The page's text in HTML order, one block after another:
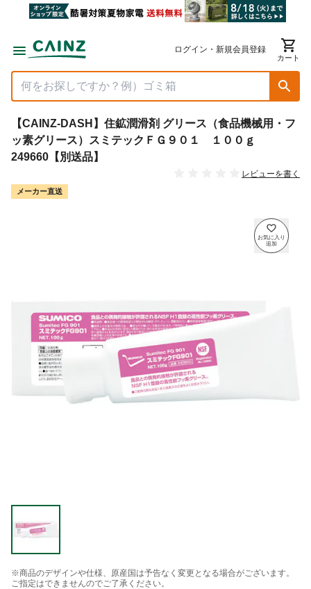
ログイン・新規会員登録
カート
【CAINZ-DASH】住鉱潤滑剤 グリース（食品機械用・フ
ッ素グリース）スミテックＦＧ９０１ １００ｇ
249660【別送品】
レビューを書く
メーカー直送
※商品のデザインや仕様、原産国は予告なく変更となる場合がございます。
ご指定はできませんのでご了承ください。